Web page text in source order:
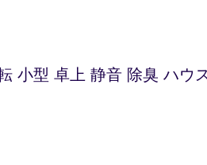
小型 卓上 静音 除臭 ハウ